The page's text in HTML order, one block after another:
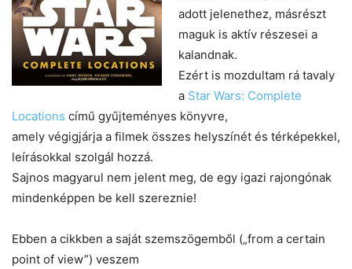
adott jelenethez, másrészt
maguk is aktív részesei a
kalandnak.
Ezért is mozdultam rá tavaly
a Star Wars: Complete
Locations című gyűjteményes könyvre,
amely végigjárja a filmek összes helyszínét és térképekkel,
leírásokkal szolgál hozzá.
Sajnos magyarul nem jelent meg, de egy igazi rajongónak
mindenképpen be kell szereznie!
Ebben a cikkben a saját szemszögemből („from a certain
point of view”) veszem